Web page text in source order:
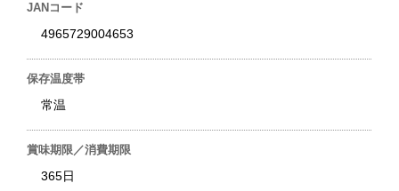
JANコード
4965729004653
保存温度帯
常温
賞味期限／消費期限
365日